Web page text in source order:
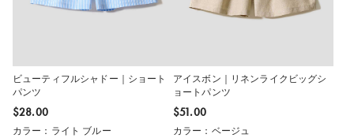
ビューティフルシャドー｜ショート
パンツ
$‌28.00
カラー：ライト ブルー
アイスボン｜リネンライクビッグシ
ョートパンツ
$‌51.00
カラー：ベージュ